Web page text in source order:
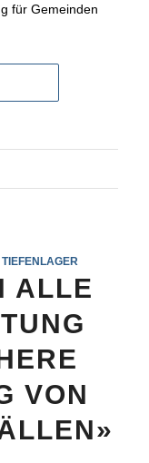
für Gemeinden
TIEFENLAGER
ALLE
VON